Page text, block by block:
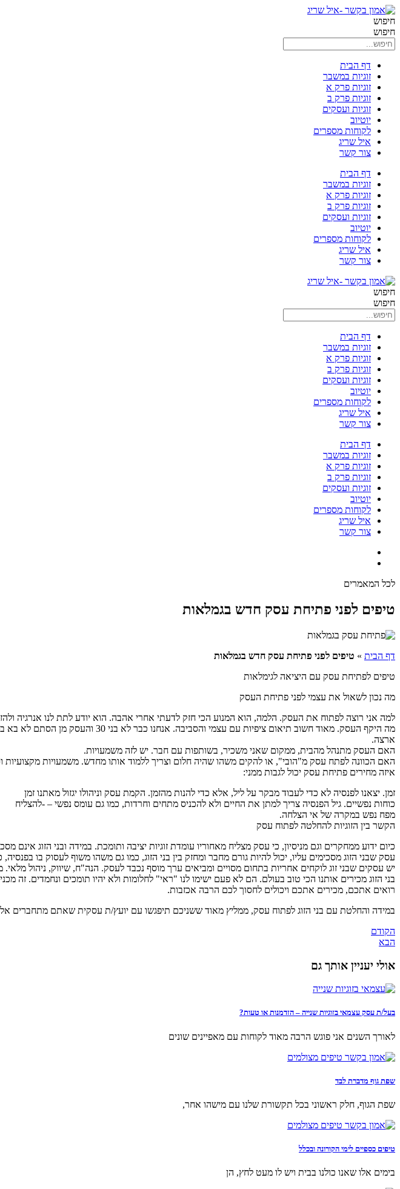
דלג
לתוכן
חיפוש
חיפוש
דף הבית
זוגיות במשבר
זוגיות פרק א
זוגיות פרק ב
זוגיות ועסקים
יוטיוב
לקוחות מספרים
איל שריג
צור קשר
דף הבית
זוגיות במשבר
זוגיות פרק א
זוגיות פרק ב
זוגיות ועסקים
יוטיוב
לקוחות מספרים
איל שריג
צור קשר
חיפוש
חיפוש
דף הבית
זוגיות במשבר
זוגיות פרק א
זוגיות פרק ב
זוגיות ועסקים
יוטיוב
לקוחות מספרים
איל שריג
צור קשר
דף הבית
זוגיות במשבר
זוגיות פרק א
זוגיות פרק ב
זוגיות ועסקים
יוטיוב
לקוחות מספרים
איל שריג
צור קשר
לכל המאמרים
טיפים לפני פתיחת עסק חדש בגמלאות
דף הבית » טיפים לפני פתיחת עסק חדש בגמלאות
טיפים לפתיחת עסק עם היציאה לגימלאות
מה נכון לשאול את עצמי לפני פתיחת העסק
למה אני רוצה לפתוח את העסק. הלמה, הוא המנוע הכי חזק לדעתי אחרי אהבה. הוא יודע לתת לנו אנרגיה
מה היקף העסק. מאוד חשוב תיאום
ארצה.
האם העסק מתנהל מהבית, ממקום שאני משכיר, בשותפות עם חבר. יש לזה משמעויות.
האם הכוונה לפתח עסק מ"הובי", או להקים משהו שהיה חלום וצריך ללמוד אותו מחדש. משמעויות מקצועיות
איזה מחירים פתיחת עסק יכול לגבות ממני:
זמן. יצאנו לפנסיה לא כדי לעבוד מבקר על ליל, אלא כדי להנות מהזמן. הקמת עסק וניהולו יגזול מאתנו זמן
כוחות נפשיים. גיל הפנסיה צריך למתן את החיים ולא להכניס מתחים וחרדות, כמו גם עומס נפשי – -להצליח
מפח נפש במקרה של אי הצלחה.
הקשר בין הזוגיות להחלטה לפתוח עסק
כיום ידוע ממחקרים וגם מניסיון, כי עסק מצליח מאחוריו עומדת זוגיות יציבה ותומכת. במידה ובני הזוג אינם
עסק שבני הזוג מסכימים עליו, יכול להיות גורם מחבר ומחזק בין בני הזוג, כמו גם משהו משוף לעסוק בו
יש עסקים שבני זוג לוקחים אחריות בתחום מסויים ומביאים ערך מוסף נכבד לעסק. הנה"ח, שיווק, ניהול
בני הזוג מכירים אותנו הכי טוב בעולם. הם לא פעם ישימו לנו "ראי" לחלומות ולא יהיו תומכים ונחמדים.
רואים אתכם, מכירים אתכם ויכולים לחסוך לכם הרבה אכזבות.
במידה והחלטת עם בני הזוג לפתוח עסק, ממליץ מאוד ששניכם תיפגשו עם יועץ/ת עסקית שאתם מתחברים
הקודם
הבא
אולי יעניין אותך גם
בעל/ת עסק עצמאי בזוגיות שנייה – הזדמנות או טעות?
לאורך השנים אני פוגש הרבה מאוד לקוחות עם מאפיינים שונים
שפת גוף מדברת לבד
שפת הגוף, חלק ראשוני בכל תקשורת שלנו עם מישהו אחר,
טיפים כספיים לימי הקורונה ובכלל
בימים אלו שאנו כולנו בבית ויש לו מעט לחץ, הן